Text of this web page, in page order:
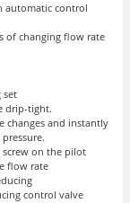
automatic control
of changing flow rate
set
drip-tight.
changes and instantly
screw on the pilot
flow rate
control valve